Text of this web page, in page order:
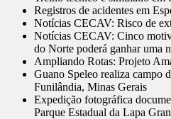
Registros de acidentes em
Notícias CECAV: Risco de
Notícias CECAV: Cinco
do Norte poderá ganhar uma
Ampliando Rotas: Projeto
Guano Speleo realiza campo
Funilândia, Minas Gerais
Expedição fotográfica
Parque Estadual da Lapa